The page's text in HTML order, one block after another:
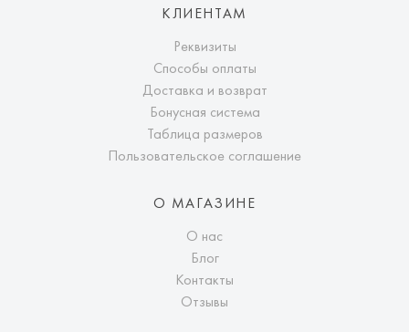
КЛИЕНТАМ
Реквизиты
Способы оплаты
Доставка и возврат
Бонусная система
Таблица размеров
Пользовательское соглашение
О МАГАЗИНЕ
О нас
Блог
Контакты
Отзывы